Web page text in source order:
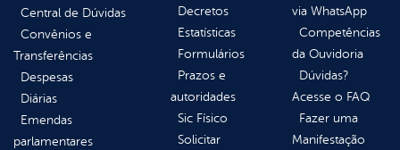
Central de Dúvidas
Convênios e
Transferências
Despesas
Diárias
Emendas
parlamentares
Decretos
Estatísticas
Formulários
Prazos e
autoridades
Sic Físico
Solicitar
via WhatsApp
Competências
da Ouvidoria
Dúvidas?
Acesse o FAQ
Fazer uma
Manifestação